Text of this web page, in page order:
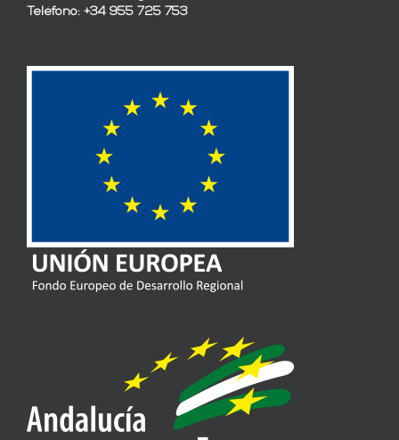
Teléfono: +34 955 725 753